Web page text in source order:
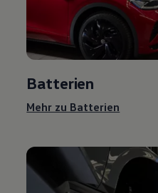
Batterien
Mehr zu Batterien